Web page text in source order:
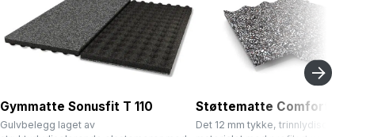
Gymmatte Sonusfit T 110
Gulvbelegg laget av
Støttematte Comfort 12
Det 12 mm tykke, trinnlydisolerende